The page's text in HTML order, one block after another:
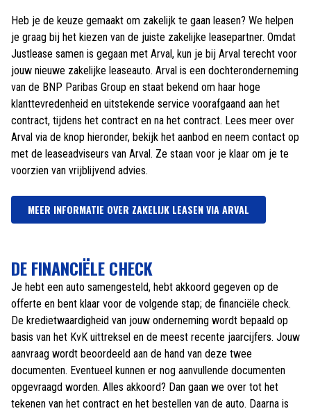
Heb je de keuze gemaakt om zakelijk te gaan leasen? We helpen
je graag bij het kiezen van de juiste zakelijke leasepartner. Omdat
Justlease samen is gegaan met Arval, kun je bij Arval terecht voor
jouw nieuwe zakelijke leaseauto. Arval is een dochteronderneming
van de BNP Paribas Group en staat bekend om haar hoge
klanttevredenheid en uitstekende service voorafgaand aan het
contract, tijdens het contract en na het contract. Lees meer over
Arval via de knop hieronder, bekijk het aanbod en neem contact op
met de leaseadviseurs van Arval. Ze staan voor je klaar om je te
voorzien van vrijblijvend advies.
MEER INFORMATIE OVER ZAKELIJK LEASEN VIA ARVAL
DE FINANCIËLE CHECK
Je hebt een auto samengesteld, hebt akkoord gegeven op de
offerte en bent klaar voor de volgende stap; de financiële check.
De kredietwaardigheid van jouw onderneming wordt bepaald op
basis van het KvK uittreksel en de meest recente jaarcijfers. Jouw
aanvraag wordt beoordeeld aan de hand van deze twee
documenten. Eventueel kunnen er nog aanvullende documenten
opgevraagd worden. Alles akkoord? Dan gaan we over tot het
tekenen van het contract en het bestellen van de auto. Daarna is